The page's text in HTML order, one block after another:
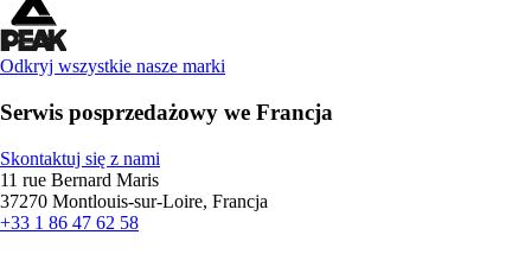
Odkryj wszystkie nasze marki
Serwis posprzedażowy we Francja
Skontaktuj się z nami
11 rue Bernard Maris
37270 Montlouis-sur-Loire, Francja
+33 1 86 47 62 58